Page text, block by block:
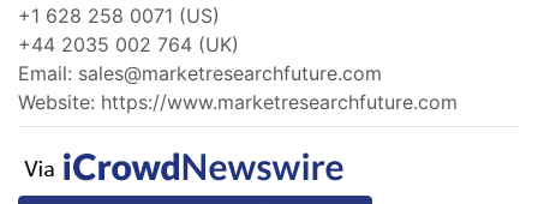
+1 628 258 0071 (US)
+44 2035 002 764 (UK)
Email: sales@marketresearchfuture.com
Website: https://www.marketresearchfuture.com